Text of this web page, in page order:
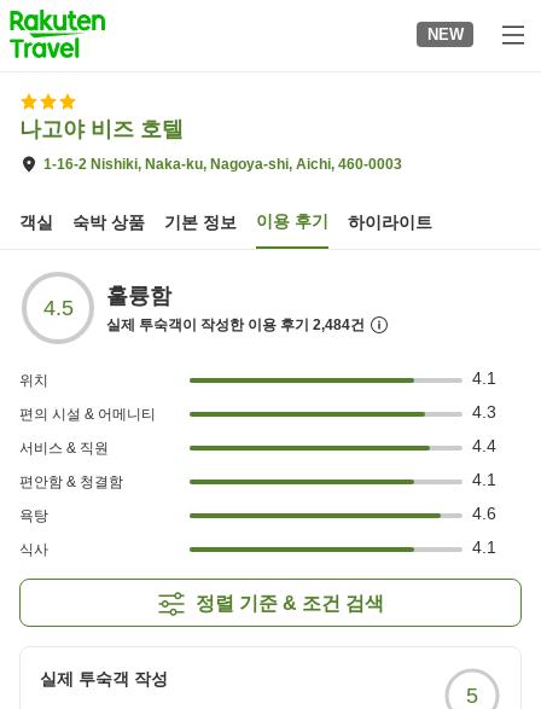
to
top
page
NEW
나고야 비즈 호텔
1-16-2 Nishiki, Naka-ku, Nagoya-shi, Aichi, 460-0003
객실 숙박 상품 기본 정보 이용 후기 하이라이트
4.5 훌륭함
실제 투숙객이 작성한 이용 후기 2,484건
위치 4.1
편의 시설 & 어메니티 4.3
서비스 & 직원 4.4
편안함 & 청결함 4.1
욕탕 4.6
식사 4.1
정렬 기준 & 조건 검색
실제 투숙객 작성
5